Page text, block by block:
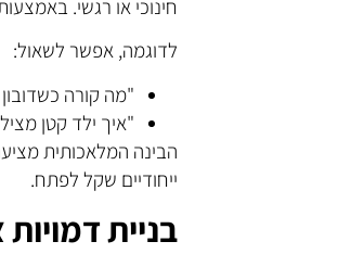
חינוכי או רגשי.
לדוגמה, אפשר לשאול:
"מה קורה
"איך ילד קטן
הבינה המלאכותית
ייחודיים שקל לפתח.
בניית